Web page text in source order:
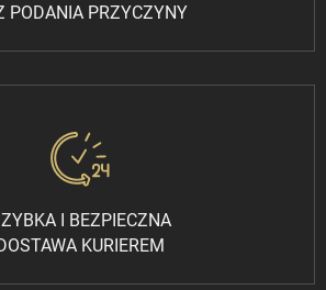
PODANIA PRZYCZYNY
I BEZPIECZNA
KURIEREM